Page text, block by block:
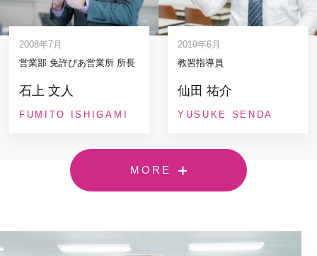
2008年7月
営業部 免許ぴあ営業所 所長
石上 文人
FUMITO ISHIGAMI
2019年6月
教習指導員
仙田 祐介
YUSUKE SENDA
MORE